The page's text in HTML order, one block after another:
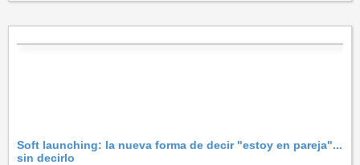
Soft launching: la nueva forma de decir "estoy en pareja"...
sin decirlo